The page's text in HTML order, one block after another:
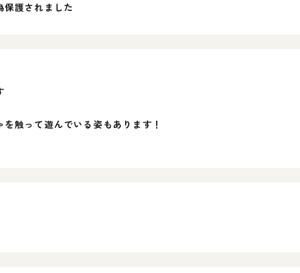
保護されました
触って遊んでいる姿もあります！